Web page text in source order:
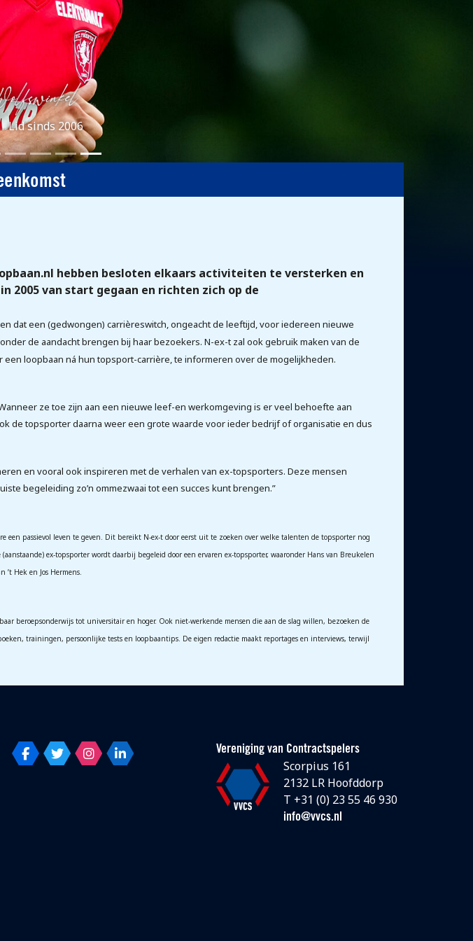
Lid sinds 2006
hebben besloten elkaars activiteiten te versterken en
2005 van start gegaan en richten zich op de
dat een (gedwongen) carrièreswitch, ongeacht de leeftijd, voor iedereen nieuwe
de aandacht brengen bij haar bezoekers. N-ex-t zal ook gebruik maken van de
loopbaan ná hun topsport-carrière, te informeren over de mogelijkheden.
ze toe zijn aan een nieuwe leef-en werkomgeving is er veel behoefte aan
de topsporter daarna weer een grote waarde voor ieder bedrijf of organisatie en dus
en vooral ook inspireren met de verhalen van ex-topsporters. Deze mensen
begeleiding zo’n ommezwaai tot een succes kunt brengen.”
een passievol leven te geven. Dit bereikt N-ex-t door eerst uit te zoeken over welke talenten de topsporter nog
ex-topsporter wordt daarbij begeleid door een ervaren ex-topsporter, waaronder Hans van Breukelen
’t Hek en Jos Hermens.
beroepsonderwijs tot universitair en hoger. Ook niet-werkende mensen die aan de slag willen, bezoeken de
trainingen, persoonlijke tests en loopbaantips. De eigen redactie maakt reportages en interviews, terwijl
Vereniging van Contractspelers
Scorpius 161
2132 LR Hoofddorp
T +31 (0) 23 55 46 930
info@vvcs.nl